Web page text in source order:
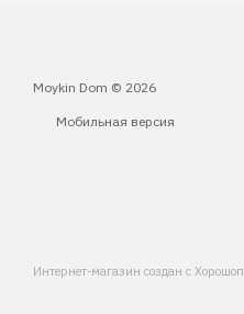
Moykin Dom © 2026
Мобильная версия
Интернет-магазин создан с Хорошоп